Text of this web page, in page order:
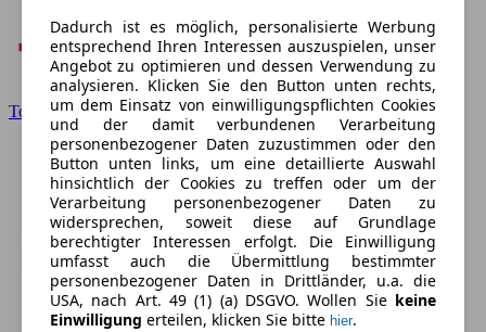
Toyota
Dadurch ist es möglich, personalisierte Werbung
entsprechend Ihren Interessen auszuspielen, unser
Angebot zu optimieren und dessen Verwendung zu
analysieren. Klicken Sie den Button unten rechts,
um dem Einsatz von einwilligungspflichten Cookies
und der damit verbundenen Verarbeitung
personenbezogener Daten zuzustimmen oder den
Button unten links, um eine detaillierte Auswahl
hinsichtlich der Cookies zu treffen oder um der
Verarbeitung personenbezogener Daten zu
widersprechen, soweit diese auf Grundlage
berechtigter Interessen erfolgt. Die Einwilligung
umfasst auch die Übermittlung bestimmter
personenbezogener Daten in Drittländer, u.a. die
USA, nach Art. 49 (1) (a) DSGVO. Wollen Sie keine
Einwilligung erteilen, klicken Sie bitte hier.